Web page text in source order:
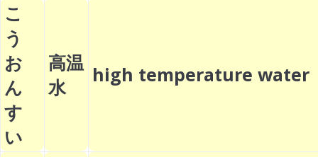
こ
う
お
ん
す
い
高温
水
high temperature